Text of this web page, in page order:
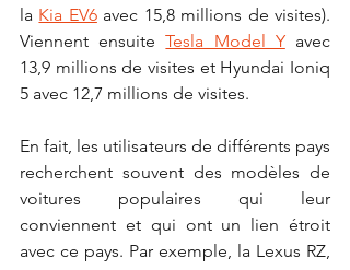
la Kia EV6 avec 15,8 millions de visites).
Viennent ensuite Tesla Model Y avec
13,9 millions de visites et Hyundai Ioniq
5 avec 12,7 millions de visites.
En fait, les utilisateurs de différents pays
recherchent souvent des modèles de
voitures populaires qui leur
conviennent et qui ont un lien étroit
avec ce pays. Par exemple, la Lexus RZ,